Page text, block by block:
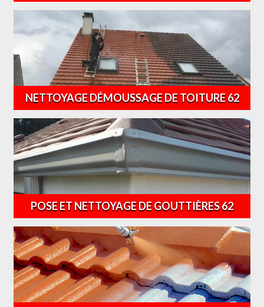
NETTOYAGE DÉMOUSSAGE DE TOITURE 62
POSE ET NETTOYAGE DE GOUTTIÈRES 62